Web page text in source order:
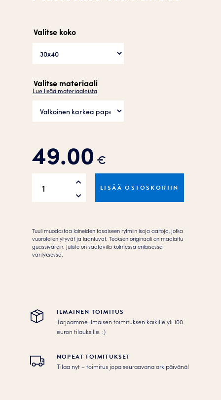
Valitse koko
Valitse materiaali
Lue lisää materiaaleista
49.00 €
LISÄÄ OSTOSKORIIN
Tuuli muodostaa laineiden tasaiseen rytmiin isoja aaltoja, jotka
vuorotellen yltyvät ja laantuvat. Teoksen originaali on maalattu
guassivärein. Juliste on saatavilla kolmessa erilaisessa
värityksessä.
ILMAINEN TOIMITUS
Tarjoamme ilmaisen toimituksen kaikille yli 100
euron tilauksille. :­­)
NOPEAT TOIMITUKSET
Tilaa nyt – toimitus jopa seuraavana arkipäivänä!